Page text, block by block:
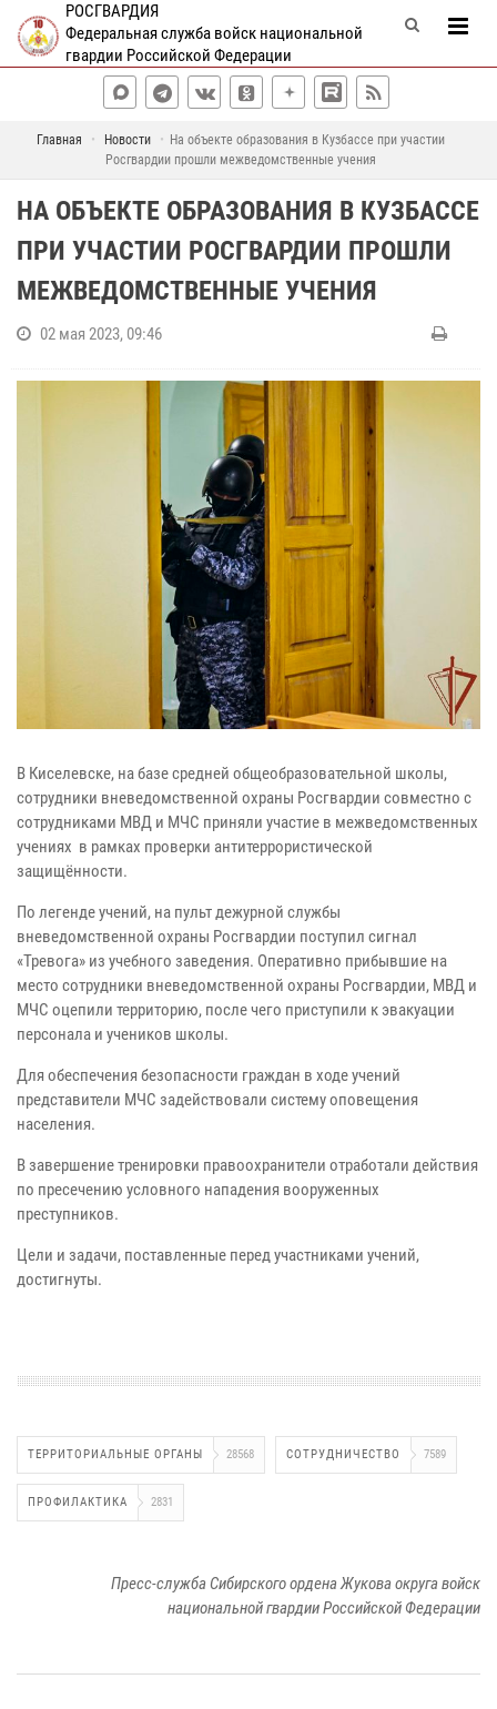
РОСГВАРДИЯ
Федеральная служба войск национальной
гвардии Российской Федерации
Главная Новости
На объекте образования в Кузбассе при участии
Росгвардии прошли межведомственные учения
НА ОБЪЕКТЕ ОБРАЗОВАНИЯ В КУЗБАССЕ
ПРИ УЧАСТИИ РОСГВАРДИИ ПРОШЛИ
МЕЖВЕДОМСТВЕННЫЕ УЧЕНИЯ
02 мая 2023, 09:46
В Киселевске, на базе средней общеобразовательной школы,
сотрудники вневедомственной охраны Росгвардии совместно с
сотрудниками МВД и МЧС приняли участие в межведомственных
учениях в рамках проверки антитеррористической
защищённости.
По легенде учений, на пульт дежурной службы
вневедомственной охраны Росгвардии поступил сигнал
«Тревога» из учебного заведения. Оперативно прибывшие на
место сотрудники вневедомственной охраны Росгвардии, МВД и
МЧС оцепили территорию, после чего приступили к эвакуации
персонала и учеников школы.
Для обеспечения безопасности граждан в ходе учений
представители МЧС задействовали систему оповещения
населения.
В завершение тренировки правоохранители отработали действия
по пресечению условного нападения вооруженных
преступников.
Цели и задачи, поставленные перед участниками учений,
достигнуты.
ТЕРРИТОРИАЛЬНЫЕ ОРГАНЫ 28568 СОТРУДНИЧЕСТВО 7589
ПРОФИЛАКТИКА 2831
Пресс-служба Сибирского ордена Жукова округа войск
национальной гвардии Российской Федерации